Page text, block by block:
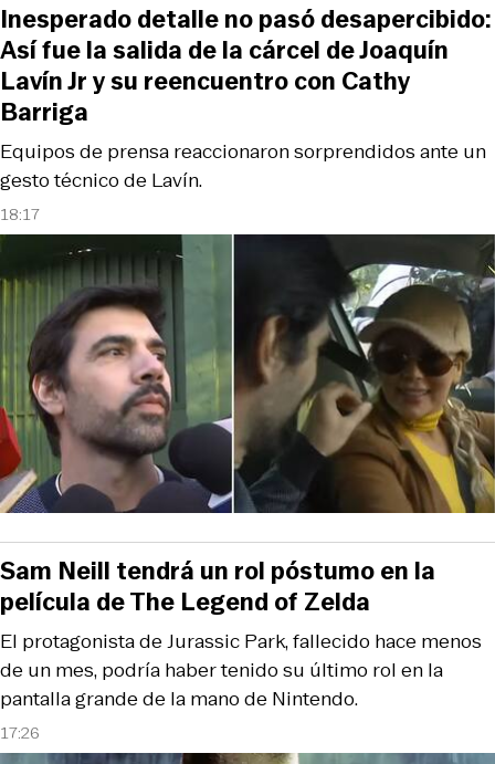
18:17
Equipos de prensa reaccionaron sorprendidos ante un
gesto técnico de Lavín.
Inesperado detalle no pasó desapercibido:
Así fue la salida de la cárcel de Joaquín
Lavín Jr y su reencuentro con Cathy
Barriga
17:26
El protagonista de Jurassic Park, fallecido hace menos
de un mes, podría haber tenido su último rol en la
pantalla grande de la mano de Nintendo.
Sam Neill tendrá un rol póstumo en la
película de The Legend of Zelda